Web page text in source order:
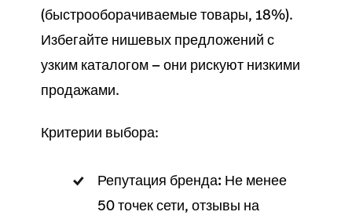
(быстрооборачиваемые товары, 18%).
Избегайте нишевых предложений с
узким каталогом— они рискуют низкими
продажами.
Критерии выбора:
Репутация бренда: Не менее
50 точек сети, отзывы на